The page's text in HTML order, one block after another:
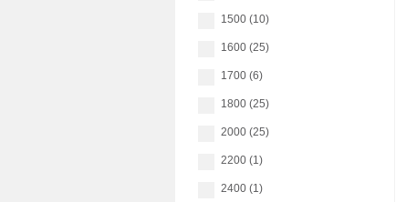
1500 (10)
1600 (25)
1700 (6)
1800 (25)
2000 (25)
2200 (1)
2400 (1)